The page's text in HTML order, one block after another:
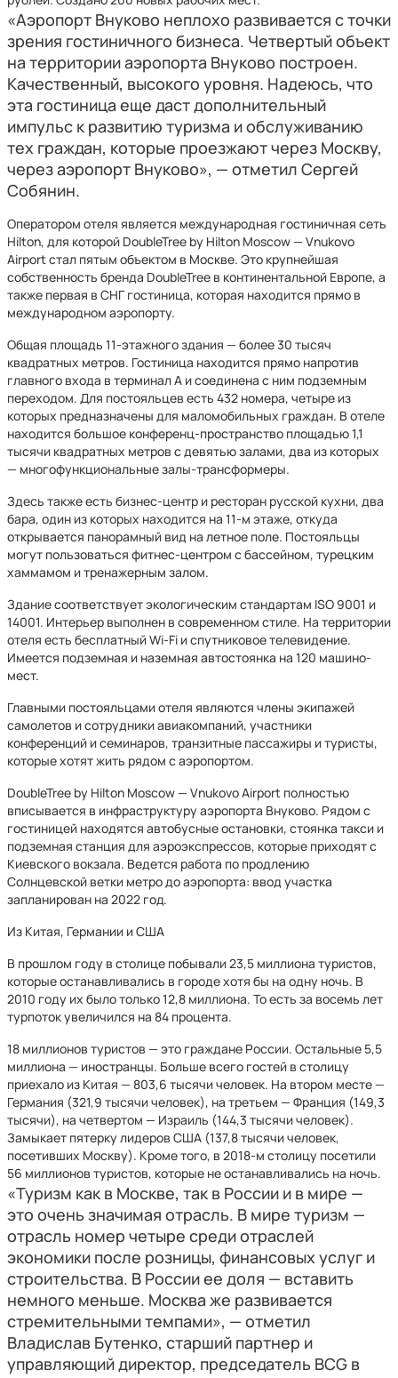
«Аэропорт Внуково неплохо развивается с точки
зрения гостиничного бизнеса. Четвертый объект
на территории аэропорта Внуково построен.
Качественный, высокого уровня. Надеюсь, что
эта гостиница еще даст дополнительный
импульс к развитию туризма и обслуживанию
тех граждан, которые проезжают через Москву,
через аэропорт Внуково», — отметил Сергей
Собянин.
Оператором отеля является международная гостиничная сеть
Hilton, для которой DoubleTree by Hilton Moscow — Vnukovo
Airport стал пятым объектом в Москве. Это крупнейшая
собственность бренда DoubleTree в континентальной Европе, а
также первая в СНГ гостиница, которая находится прямо в
международном аэропорту.
Общая площадь 11-этажного здания — более 30 тысяч
квадратных метров. Гостиница находится прямо напротив
главного входа в терминал А и соединена с ним подземным
переходом. Для постояльцев есть 432 номера, четыре из
которых предназначены для маломобильных граждан. В отеле
находится большое конференц-пространство площадью 1,1
тысячи квадратных метров с девятью залами, два из которых
— многофункциональные залы-трансформеры.
Здесь также есть бизнес-центр и ресторан русской кухни, два
бара, один из которых находится на 11-м этаже, откуда
открывается панорамный вид на летное поле. Постояльцы
могут пользоваться фитнес-центром с бассейном, турецким
хаммамом и тренажерным залом.
Здание соответствует экологическим стандартам ISO 9001 и
14001. Интерьер выполнен в современном стиле. На территории
отеля есть бесплатный Wi-Fi и спутниковое телевидение.
Имеется подземная и наземная автостоянка на 120 машино-
мест.
Главными постояльцами отеля являются члены экипажей
самолетов и сотрудники авиакомпаний, участники
конференций и семинаров, транзитные пассажиры и туристы,
которые хотят жить рядом с аэропортом.
DoubleTree by Hilton Moscow — Vnukovo Airport полностью
вписывается в инфраструктуру аэропорта Внуково. Рядом с
гостиницей находятся автобусные остановки, стоянка такси и
подземная станция для аэроэкспрессов, которые приходят с
Киевского вокзала. Ведется работа по продлению
Солнцевской ветки метро до аэропорта: ввод участка
запланирован на 2022 год.
Из Китая, Германии и США
В прошлом году в столице побывали 23,5 миллиона туристов,
которые останавливались в городе хотя бы на одну ночь. В
2010 году их было только 12,8 миллиона. То есть за восемь лет
турпоток увеличился на 84 процента.
18 миллионов туристов — это граждане России. Остальные 5,5
миллиона — иностранцы. Больше всего гостей в столицу
приехало из Китая — 803,6 тысячи человек. На втором месте —
Германия (321,9 тысячи человек), на третьем — Франция (149,3
тысячи), на четвертом — Израиль (144,3 тысячи человек).
Замыкает пятерку лидеров США (137,8 тысячи человек,
посетивших Москву). Кроме того, в 2018-м столицу посетили
56 миллионов туристов, которые не останавливались на ночь.
«Туризм как в Москве, так в России и в мире —
это очень значимая отрасль. В мире туризм —
отрасль номер четыре среди отраслей
экономики после розницы, финансовых услуг и
строительства. В России ее доля — вставить
немного меньше. Москва же развивается
стремительными темпами», — отметил
Владислав Бутенко, старший партнер и
управляющий директор, председатель BCG в